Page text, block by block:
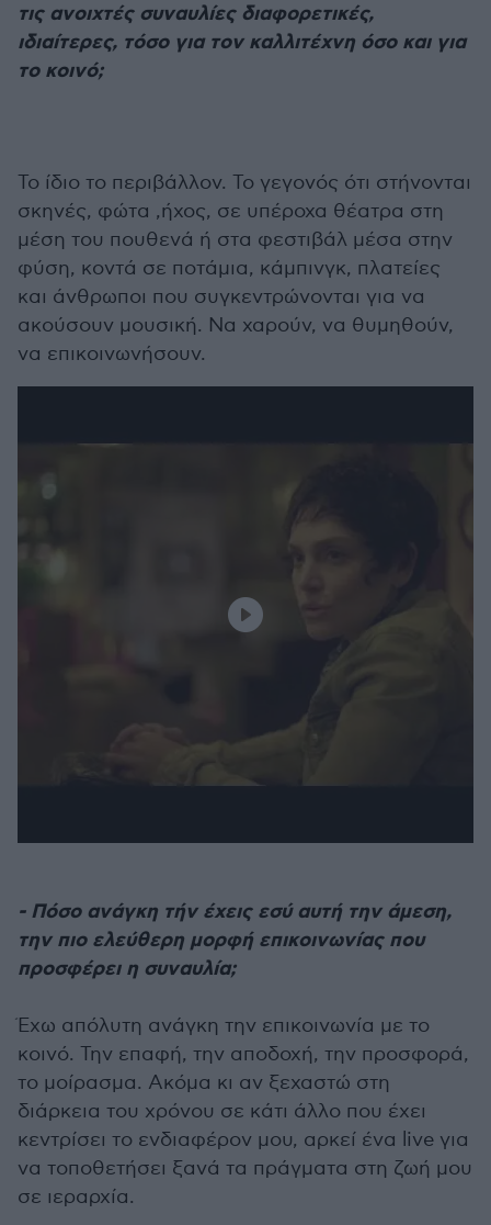
τις ανοιχτές συναυλίες διαφορετικές,
ιδιαίτερες, τόσο για τον καλλιτέχνη όσο και για
το κοινό;
Το ίδιο το περιβάλλον. Το γεγονός ότι στήνονται
σκηνές, φώτα ,ήχος, σε υπέροχα θέατρα στη
μέση του πουθενά ή στα φεστιβάλ μέσα στην
φύση, κοντά σε ποτάμια, κάμπινγκ, πλατείες
και άνθρωποι που συγκεντρώνονται για να
ακούσουν μουσική. Να χαρούν, να θυμηθούν,
να επικοινωνήσουν.
- Πόσο ανάγκη τήν έχεις εσύ αυτή την άμεση,
την πιο ελεύθερη μορφή επικοινωνίας που
προσφέρει η συναυλία;
Έχω απόλυτη ανάγκη την επικοινωνία με το
κοινό. Την επαφή, την αποδοχή, την προσφορά,
το μοίρασμα. Ακόμα κι αν ξεχαστώ στη
διάρκεια του χρόνου σε κάτι άλλο που έχει
κεντρίσει το ενδιαφέρον μου, αρκεί ένα live για
να τοποθετήσει ξανά τα πράγματα στη ζωή μου
σε ιεραρχία.